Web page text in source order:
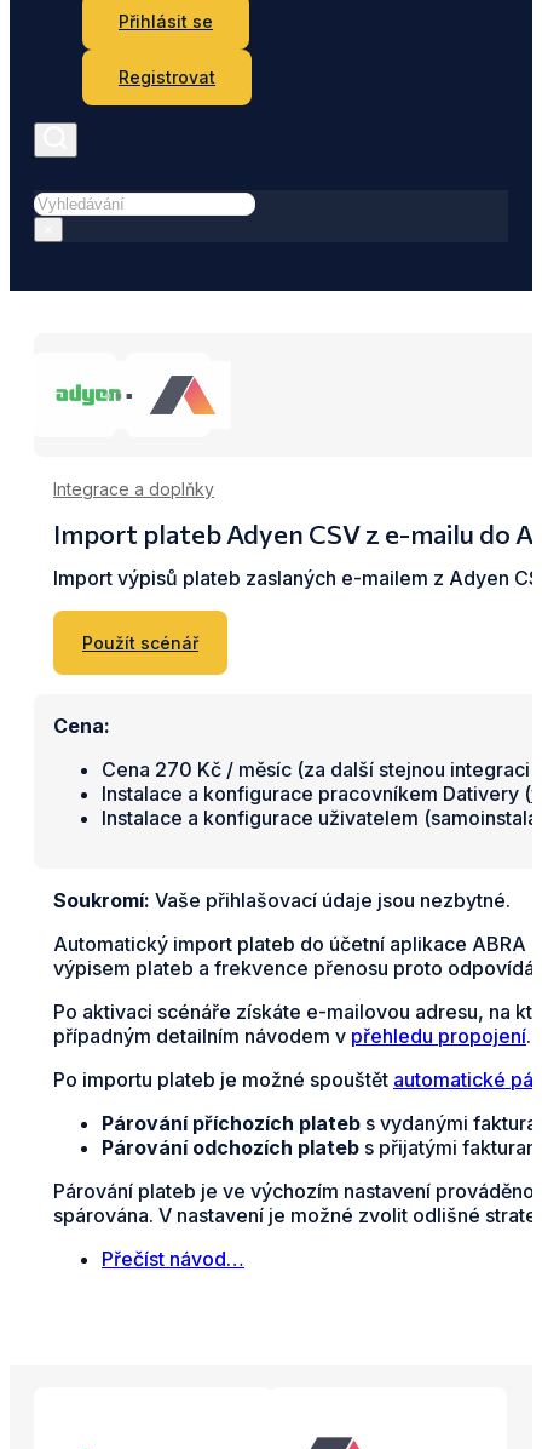
Přihlásit se
Registrovat
Hledat
Integrace a doplňky
Import plateb Adyen CSV z e-mailu do
Import výpisů plateb zaslaných e-mailem z Adyen
Použít scénář
Cena:
Cena 270 Kč / měsíc (za další stejnou integraci
Instalace a konfigurace pracovníkem Dativery (
Instalace a konfigurace uživatelem
Soukromí: Vaše přihlašovací údaje jsou nezbytné.
Automatický import plateb do účetní aplikace ABRA
výpisem plateb a frekvence přenosu proto
Po aktivaci scénáře získáte e-mailovou adresu, na
případným detailním návodem v přehledu propojení.
Po importu plateb je možné spouštět automatické
Párování příchozích plateb s vydanými
Párování odchozích plateb s přijatými
Párování plateb je ve výchozím nastavení
spárována. V nastavení je možné zvolit odlišné
Přečíst návod…